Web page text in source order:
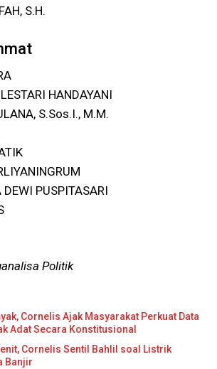
S.H.
HANDAYANI
S.Sos.I., M.M.
DEWI PUSPITASARI
Politik
Cornelis Ajak Masyarakat Perkuat Data
Adat Secara Konstitusional
Cornelis Sentil Bahlil soal Listrik
Banjir